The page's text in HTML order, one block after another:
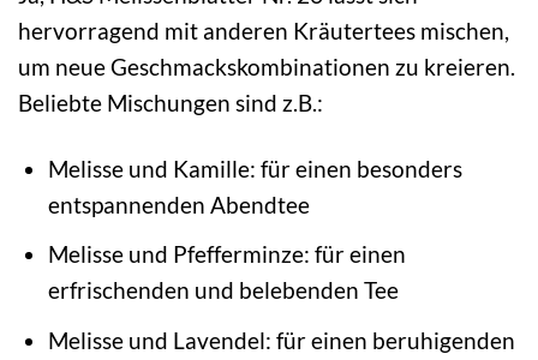
hervorragend mit anderen Kräutertees mischen,
um neue Geschmackskombinationen zu kreieren.
Beliebte Mischungen sind z.B.:
Melisse und Kamille: für einen besonders
entspannenden Abendtee
Melisse und Pfefferminze: für einen
erfrischenden und belebenden Tee
Melisse und Lavendel: für einen beruhigenden